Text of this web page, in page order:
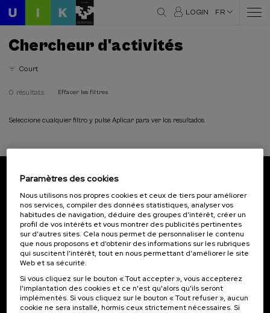
LOGIN FR
Chercheur d'activités
Court
0 résultats Effacer les filtres
Seleccione cualquier filtro y pulse Aplicar para ver los resultados
Inscrivez-vous pour être le premier à recevoir les
actualités de l'UIK.
S'abonner
Contact
Palacio Miramar
Paseo de Miraconcha, 48
Intéressant...
Activités précédentes
Paramètres des cookies
Nous utilisons nos propres cookies et ceux de tiers pour améliorer
nos services, compiler des données statistiques, analyser vos
habitudes de navigation, déduire des groupes d’intérêt, créer un
profil de vos intérêts et vous montrer des publicités pertinentes
sur d’autres sites. Cela nous permet de personnaliser le contenu
que nous proposons et d’obtenir des informations sur les rubriques
qui suscitent l’intérêt, tout en nous permettant d’améliorer le site
Web et sa sécurité.
Si vous cliquez sur le bouton « Tout accepter », vous accepterez
l'implantation des cookies et ce n'est qu'alors qu'ils seront
implémentés. Si vous cliquez sur le bouton « Tout refuser », aucun
cookie ne sera installé, hormis ceux strictement nécessaires. Si